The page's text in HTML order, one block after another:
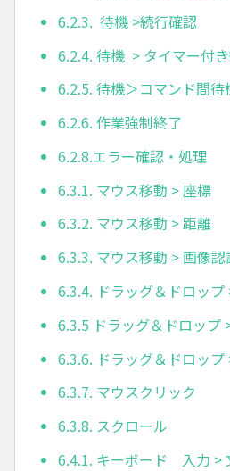
6.2.3. 待機 >続行確認
6.2.4. 待機 > タイマー付き
6.2.5. 待機＞コマンド間
6.2.6. 作業強制終了
6.2.8.エラー確認・処理
6.3.1. マウス移動 > 座標
6.3.2. マウス移動 > 距離
6.3.3. マウス移動 > 画像認
6.3.4. ドラッグ＆ドロップ
6.3.5 ドラッグ＆ドロップ
6.3.6. ドラッグ＆ドロップ
6.3.7. マウスクリック
6.3.8. スクロール
6.4.1. キーボード 入力 >